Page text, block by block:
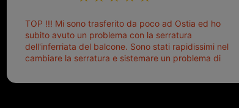
TOP !!! Mi sono trasferito da poco ad Ostia ed ho
subito avuto un problema con la serratura
dell'inferriata del balcone. Sono stati rapidissimi nel
cambiare la serratura e sistemare un problema di
che onesto evitando spese ben più esose.